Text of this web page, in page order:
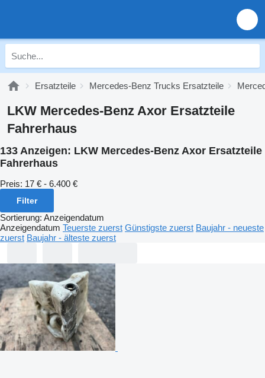
Ersatzteile Mercedes-Benz Trucks Ersatzteile
LKW Mercedes-Benz Axor Ersatzteile
Fahrerhaus
133 Anzeigen: LKW Mercedes-Benz Axor Ersatzteile
Fahrerhaus
Preis: 17 € - 6.400 €
Filter
Sortierung: Anzeigendatum
Anzeigendatum Teuerste zuerst Günstigste zuerst Baujahr - neueste
zuerst Baujahr - älteste zuerst